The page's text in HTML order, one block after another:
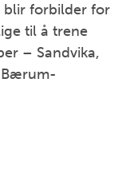
blir forbilder for
til å trene
– Sandvika,
Bærum-